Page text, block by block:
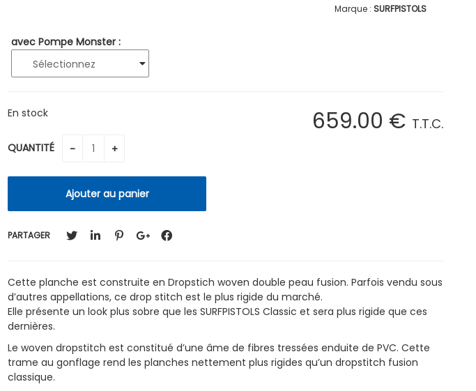
SURFPISTOLS
avec Pompe Monster :
659.00 € T.T.C.
En stock
QUANTITÉ
PARTAGER
Cette planche est construite en Dropstich woven double peau fusion. Parfois vendu sous
d’autres appellations, ce drop stitch est le plus rigide du marché.
Elle présente un look plus sobre que les SURFPISTOLS Classic et sera plus rigide que ces
dernières.
Le woven dropstitch est constitué d’une âme de fibres tressées enduite de PVC. Cette
trame au gonflage rend les planches nettement plus rigides qu’un dropstitch fusion
classique.